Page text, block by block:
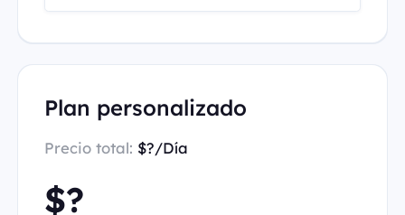
Plan personalizado
Precio total: $?/Día
$?